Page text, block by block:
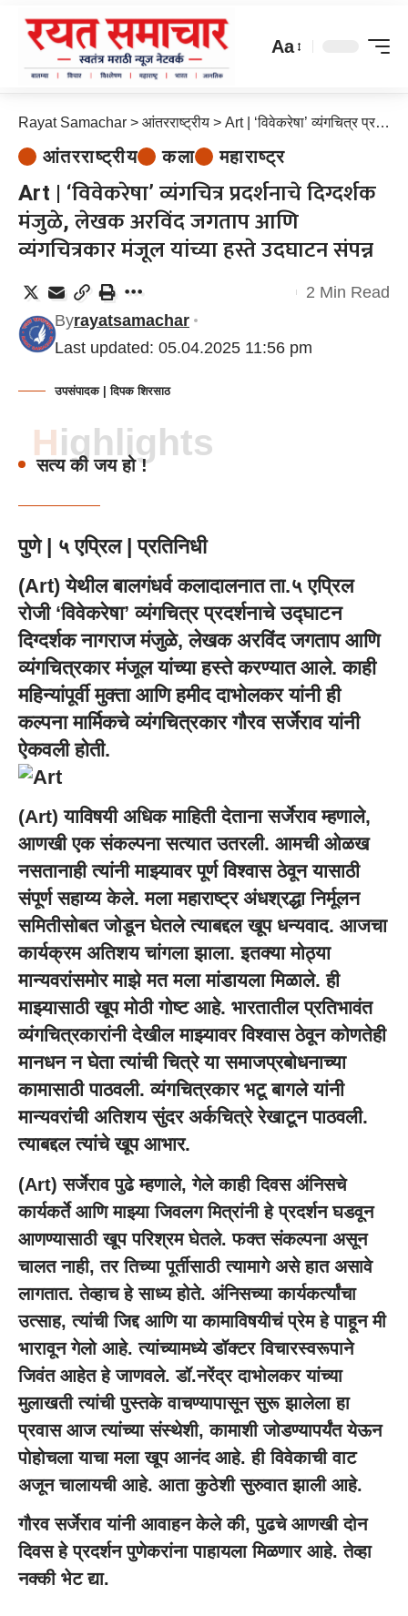
Aa
Rayat Samachar > आंतरराष्ट्रीय > Art | ‘विवेकरेषा’ व्यंगचित्र प्रदर्शनाचे दिग्दर्शक मंजुळे, लेखक अरविंद जगताप आणि व्यंगचित्रकार मंजूल यांच्या हस्ते उदघाटन संपन्न
आंतरराष्ट्रीय कला महाराष्ट्र
Art | ‘विवेकरेषा’ व्यंगचित्र प्रदर्शनाचे दिग्दर्शक
मंजुळे, लेखक अरविंद जगताप आणि
व्यंगचित्रकार मंजूल यांच्या हस्ते उदघाटन संपन्न
Last updated: 05.04.2025 11:56 pm
Byrayatsamachar
2 Min Read
उपसंपादक | दिपक शिरसाठ
Highlights
सत्य की जय हो !
पुणे | ५ एप्रिल | प्रतिनिधी
(Art) येथील बालगंधर्व कलादालनात ता.५ एप्रिल
रोजी ‘विवेकरेषा’ व्यंगचित्र प्रदर्शनाचे उद्घाटन
दिग्दर्शक नागराज मंजुळे, लेखक अरविंद जगताप आणि
व्यंगचित्रकार मंजूल यांच्या हस्ते करण्यात आले. काही
महिन्यांपूर्वी मुक्ता आणि हमीद दाभोलकर यांनी ही
कल्पना मार्मिकचे व्यंगचित्रकार गौरव सर्जेराव यांनी
ऐकवली होती.
(Art) याविषयी अधिक माहिती देताना सर्जेराव म्हणाले,
आणखी एक संकल्पना सत्यात उतरली. आमची ओळख
नसतानाही त्यांनी माझ्यावर पूर्ण विश्वास ठेवून यासाठी
संपूर्ण सहाय्य केले. मला महाराष्ट्र अंधश्रद्धा निर्मूलन
समितीसोबत जोडून घेतले त्याबद्दल खूप धन्यवाद. आजचा
कार्यक्रम अतिशय चांगला झाला. इतक्या मोठ्या
मान्यवरांसमोर माझे मत मला मांडायला मिळाले. ही
माझ्यासाठी खूप मोठी गोष्ट आहे. भारतातील प्रतिभावंत
व्यंगचित्रकारांनी देखील माझ्यावर विश्वास ठेवून कोणतेही
मानधन न घेता त्यांची चित्रे या समाजप्रबोधनाच्या
कामासाठी पाठवली. व्यंगचित्रकार भटू बागले यांनी
मान्यवरांची अतिशय सुंदर अर्कचित्रे रेखाटून पाठवली.
त्याबद्दल त्यांचे खूप आभार.
(Art) सर्जेराव पुढे म्हणाले, गेले काही दिवस अंनिसचे
कार्यकर्ते आणि माझ्या जिवलग मित्रांनी हे प्रदर्शन घडवून
आणण्यासाठी खूप परिश्रम घेतले. फक्त संकल्पना असून
चालत नाही, तर तिच्या पूर्तीसाठी त्यामागे असे हात असावे
लागतात. तेव्हाच हे साध्य होते. अंनिसच्या कार्यकर्त्यांचा
उत्साह, त्यांची जिद्द आणि या कामाविषयीचं प्रेम हे पाहून मी
भारावून गेलो आहे. त्यांच्यामध्ये डॉक्टर विचारस्वरूपाने
जिवंत आहेत हे जाणवले. डॉ.नरेंद्र दाभोलकर यांच्या
मुलाखती त्यांची पुस्तके वाचण्यापासून सुरू झालेला हा
प्रवास आज त्यांच्या संस्थेशी, कामाशी जोडण्यापर्यंत येऊन
पोहोचला याचा मला खूप आनंद आहे. ही विवेकाची वाट
अजून चालायची आहे. आता कुठेशी सुरुवात झाली आहे.
गौरव सर्जेराव यांनी आवाहन केले की, पुढचे आणखी दोन
दिवस हे प्रदर्शन पुणेकरांना पाहायला मिळणार आहे. तेव्हा
नक्की भेट द्या.